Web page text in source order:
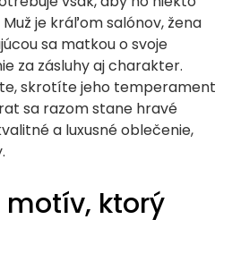
je kráľom salónov, žena
sa matkou o svoje
za zásluhy aj charakter.
skrotíte jeho temperament
sa razom stane hravé
a luxusné oblečenie,
ktorý